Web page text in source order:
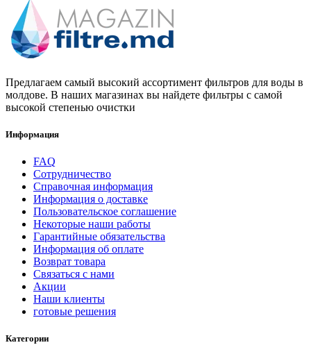
Предлагаем самый высокий ассортимент фильтров для воды в
молдове. В наших магазинах вы найдете фильтры с самой
высокой степенью очистки
Информация
FAQ
Сотрудничество
Справочная информация
Информация о доставке
Пользовательское соглашение
Некоторые наши работы
Гарантийные обязательства
Информация об оплате
Возврат товара
Связаться с нами
Акции
Наши клиенты
готовые решения
Категории